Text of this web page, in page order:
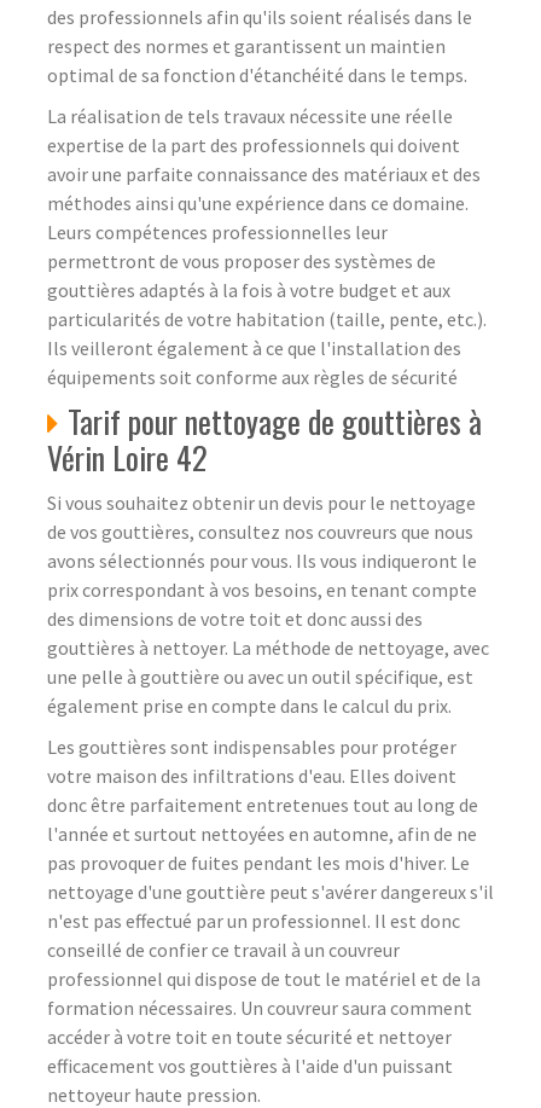
des professionnels afin qu'ils soient réalisés dans le
respect des normes et garantissent un maintien
optimal de sa fonction d'étanchéité dans le temps.
La réalisation de tels travaux nécessite une réelle
expertise de la part des professionnels qui doivent
avoir une parfaite connaissance des matériaux et des
méthodes ainsi qu'une expérience dans ce domaine.
Leurs compétences professionnelles leur
permettront de vous proposer des systèmes de
gouttières adaptés à la fois à votre budget et aux
particularités de votre habitation (taille, pente, etc.).
Ils veilleront également à ce que l'installation des
équipements soit conforme aux règles de sécurité
Tarif pour nettoyage de gouttières à
Vérin Loire 42
Si vous souhaitez obtenir un devis pour le nettoyage
de vos gouttières, consultez nos couvreurs que nous
avons sélectionnés pour vous. Ils vous indiqueront le
prix correspondant à vos besoins, en tenant compte
des dimensions de votre toit et donc aussi des
gouttières à nettoyer. La méthode de nettoyage, avec
une pelle à gouttière ou avec un outil spécifique, est
également prise en compte dans le calcul du prix.
Les gouttières sont indispensables pour protéger
votre maison des infiltrations d'eau. Elles doivent
donc être parfaitement entretenues tout au long de
l'année et surtout nettoyées en automne, afin de ne
pas provoquer de fuites pendant les mois d'hiver. Le
nettoyage d'une gouttière peut s'avérer dangereux s'il
n'est pas effectué par un professionnel. Il est donc
conseillé de confier ce travail à un couvreur
professionnel qui dispose de tout le matériel et de la
formation nécessaires. Un couvreur saura comment
accéder à votre toit en toute sécurité et nettoyer
efficacement vos gouttières à l'aide d'un puissant
nettoyeur haute pression.